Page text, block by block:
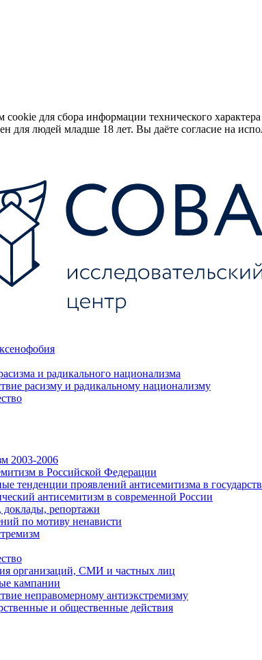
для сбора информации технического
для людей младше 18 лет. Вы даёте согласие на
и радикального национализма
расизму и радикальному национализму
2003-2006
в Российской Федерации
тенденции проявлений антисемитизма в
антисемитизм в современной России
доклады, репортажи
по мотиву ненависти
организаций, СМИ и частных лиц
кампании
неправомерному антиэкстремизму
и общественные действия